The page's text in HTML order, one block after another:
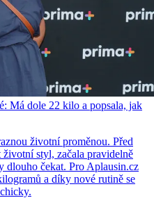
Má dole 22 kilo a popsala, jak
životní proměnou. Před
styl, začala pravidelně
dlouho čekat. Pro Aplausin.cz
a díky nové rutině se